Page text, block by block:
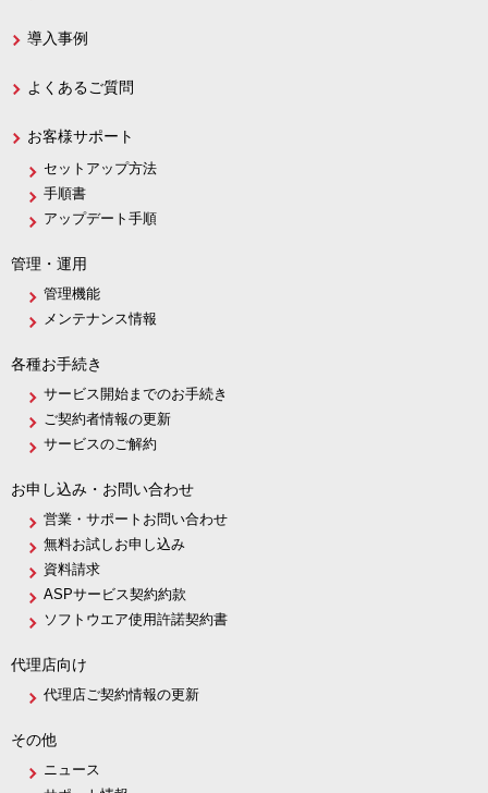
導入事例
よくあるご質問
お客様サポート
セットアップ方法
手順書
アップデート手順
管理・運用
管理機能
メンテナンス情報
各種お手続き
サービス開始までのお手続き
ご契約者情報の更新
サービスのご解約
お申し込み・お問い合わせ
営業・サポートお問い合わせ
無料お試しお申し込み
資料請求
ASPサービス契約約款
ソフトウエア使用許諾契約書
代理店向け
代理店ご契約情報の更新
その他
ニュース